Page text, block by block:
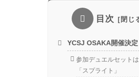
目次
YCSJ OSAKA開催決定
参加デュエルセットは
「スプライト」